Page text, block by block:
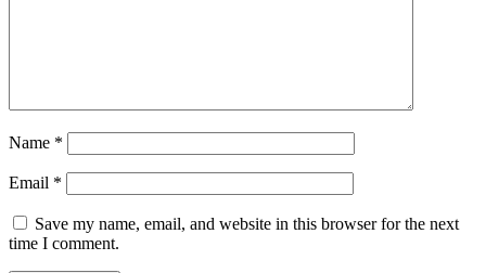
Name *
Email *
Save my name, email, and website in this browser for the next
time I comment.